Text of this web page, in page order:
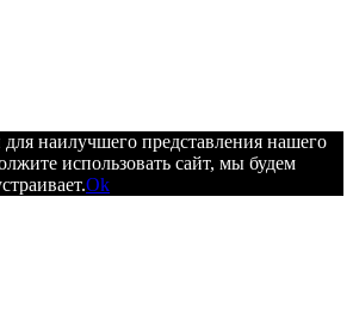
наилучшего представления нашего
использовать сайт, мы будем
Ok